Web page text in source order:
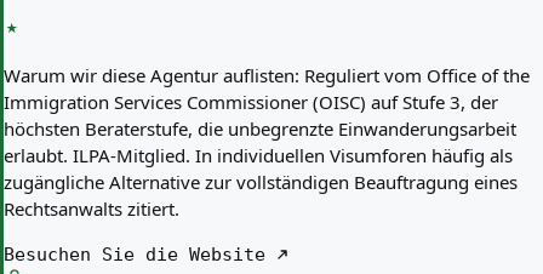
Warum wir diese Agentur auflisten: Reguliert vom Office of the
Immigration Services Commissioner (OISC) auf Stufe 3, der
höchsten Beraterstufe, die unbegrenzte Einwanderungsarbeit
erlaubt. ILPA-Mitglied. In individuellen Visumforen häufig als
zugängliche Alternative zur vollständigen Beauftragung eines
Rechtsanwalts zitiert.
Besuchen Sie die Website